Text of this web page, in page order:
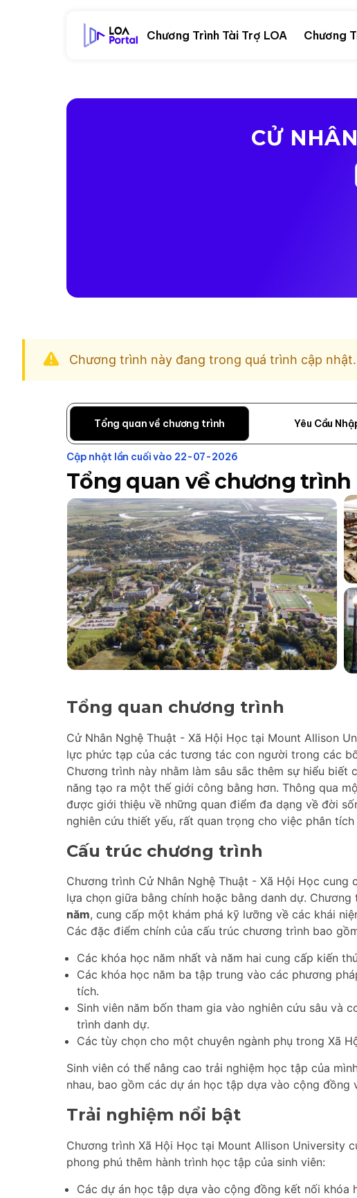
Chương Trình Tài Trợ LOA Chương
CỬ
Chương trình này đang trong quá trình cập nhật.
Tổng quan về chương trình Yêu Cầu
Cập nhật lần cuối vào 22-07-2026
Tổng quan về chương trình
Tổng quan chương trình
Cử Nhân Nghệ Thuật - Xã Hội Học tại Mount Allison
lực phức tạp của các tương tác con người trong các
Chương trình này nhằm làm sâu sắc thêm sự hiểu
năng tạo ra một thế giới công bằng hơn. Thông qua
được giới thiệu về những quan điểm đa dạng về đời
nghiên cứu thiết yếu, rất quan trọng cho việc phân
Cấu trúc chương trình
Chương trình Cử Nhân Nghệ Thuật - Xã Hội Học
lựa chọn giữa bằng chính hoặc bằng danh dự.
năm, cung cấp một khám phá kỹ lưỡng về các khái
Các đặc điểm chính của cấu trúc chương trình bao
Các khóa học năm nhất và năm hai cung cấp kiến
Các khóa học năm ba tập trung vào các phương
tích.
Sinh viên năm bốn tham gia vào nghiên cứu sâu và
trình danh dự.
Các tùy chọn cho một chuyên ngành phụ trong Xã
Sinh viên có thể nâng cao trải nghiệm học tập của
nhau, bao gồm các dự án học tập dựa vào cộng đồng
Trải nghiệm nổi bật
Chương trình Xã Hội Học tại Mount Allison University
phong phú thêm hành trình học tập của sinh viên:
Các dự án học tập dựa vào cộng đồng kết nối